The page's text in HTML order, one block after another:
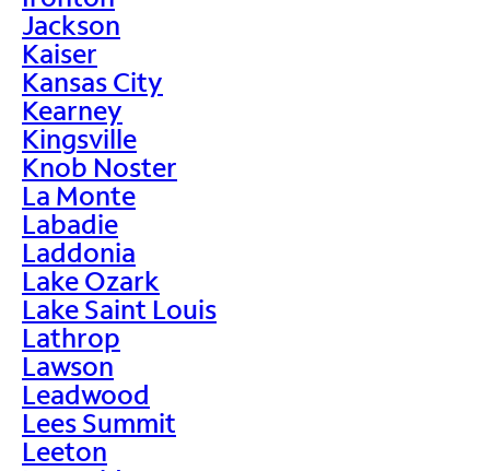
Jackson
Kaiser
Kansas City
Kearney
Kingsville
Knob Noster
La Monte
Labadie
Laddonia
Lake Ozark
Lake Saint Louis
Lathrop
Lawson
Leadwood
Lees Summit
Leeton